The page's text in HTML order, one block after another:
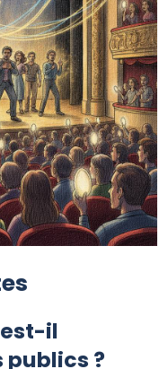
il
publics ?